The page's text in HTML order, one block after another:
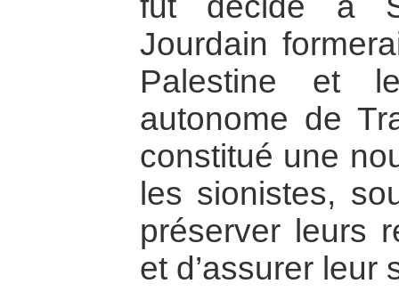
Jourdain
Palestine et
autonome de
constitué une
les sionistes,
préserver leurs
et d’assurer leur